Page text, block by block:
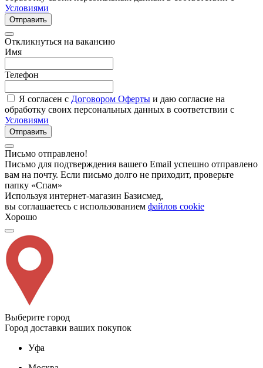
Условиями
Отправить
Откликнуться на вакансию
Имя
Телефон
Я согласен с Договором Оферты и даю согласие на
обработку своих персональных данных в соответствии с
Условиями
Отправить
Письмо отправлено!
Письмо для подтверждения вашего Email успешно отправлено
вам на почту. Если письмо долго не приходит, проверьте
папку «Спам»
Используя интернет-магазин Базисмед,
вы соглашаетесь с использованием файлов cookie
Хорошо
Выберите город
Город доставки ваших покупок
Уфа